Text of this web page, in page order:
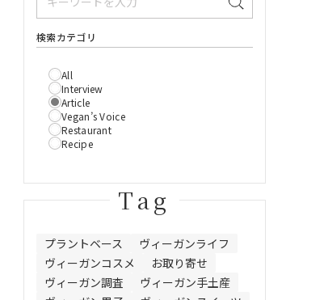
検索カテゴリ
All
Interview
Article
Vegan’s Voice
Restaurant
Recipe
Tag
プラントベース
ヴィーガンライフ
ヴィーガンコスメ
お取り寄せ
ヴィーガン調査
ヴィーガン手土産